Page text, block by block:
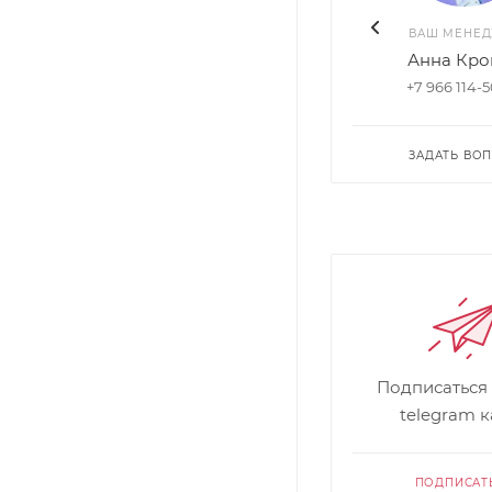
ВАШ
Анна
+7 966 114-
ЗАДАТЬ
telegram